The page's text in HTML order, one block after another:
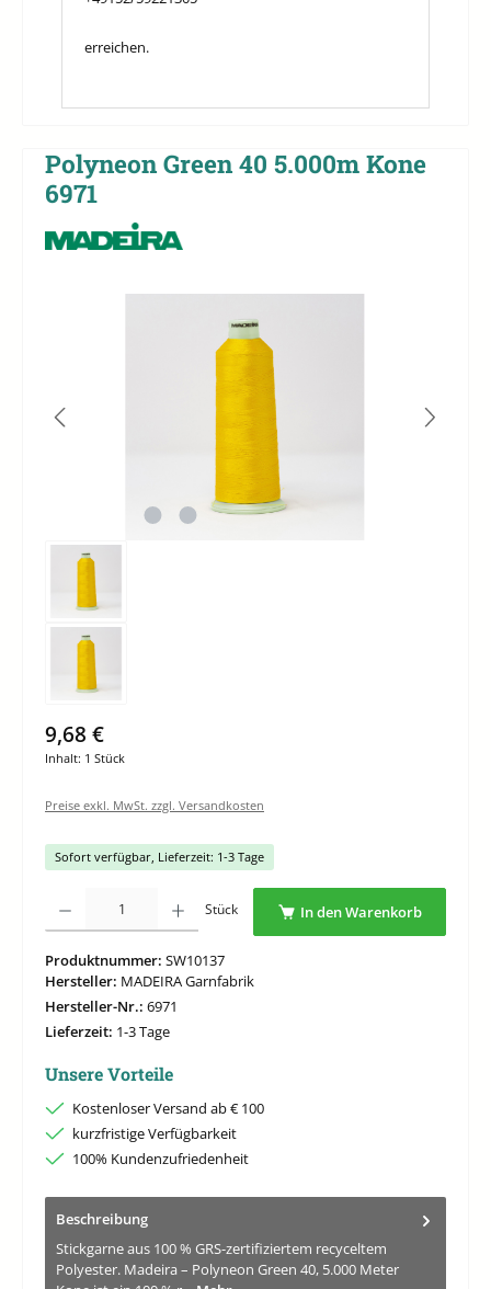
erreichen.
Polyneon Green 40 5.000m Kone
6971
9,68 €
Inhalt: 1 Stück
Preise exkl. MwSt. zzgl. Versandkosten
Sofort verfügbar, Lieferzeit: 1-3 Tage
Produkt Anzahl: Gib den gewünschten Wert ein oder benutze die Schaltflächen um
Stück In den Warenkorb
Produktnummer: SW10137
Hersteller: MADEIRA Garnfabrik
Hersteller-Nr.: 6971
Lieferzeit: 1-3 Tage
Unsere Vorteile
Kostenloser Versand ab € 100
kurzfristige Verfügbarkeit
100% Kundenzufriedenheit
Beschreibung
Stickgarne aus 100 % GRS-zertifiziertem recyceltem
Polyester. Madeira – Polyneon Green 40, 5.000 Meter